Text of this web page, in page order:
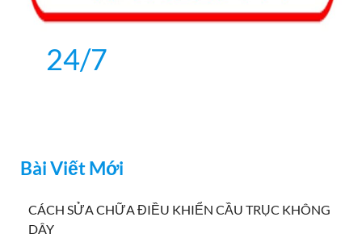
24/7
Bài Viết Mới
CÁCH SỬA CHỮA ĐIỀU KHIỂN CẦU TRỤC KHÔNG
DÂY